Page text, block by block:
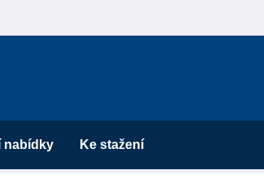
nabídky Ke stažení